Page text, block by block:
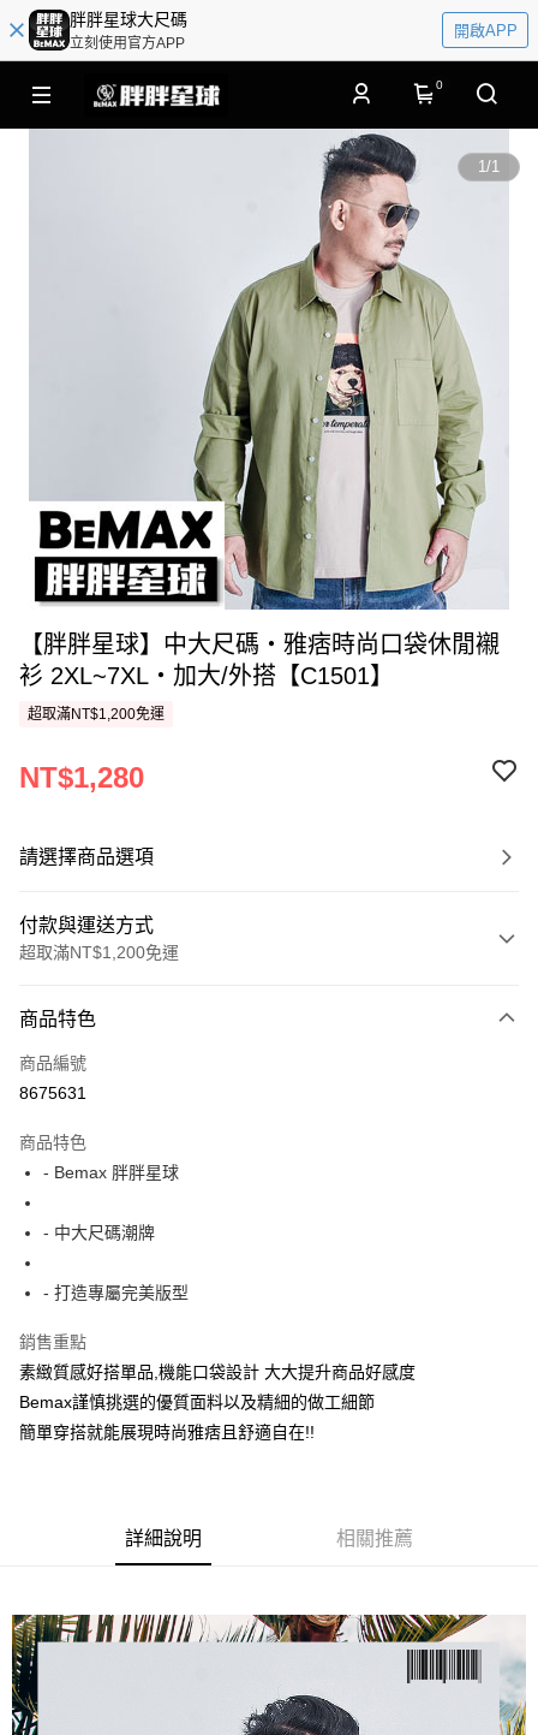
胖胖星球大尺碼
立刻使用官方APP
開啟APP
0
1/1
【胖胖星球】中大尺碼‧雅痞時尚口袋休閒襯
衫 2XL~7XL‧加大/外搭【C1501】
超取滿NT$1,200免運
NT$1,280
請選擇商品選項
付款與運送方式
超取滿NT$1,200免運
信用卡一次付款
超商取貨付款
Apple Pay
街口支付
AFTEE先享後付
相關說明
AFTEE先享後付是「在收到商品之後才付款」的支付方式。 讓您購物簡單
便利好安心！
１．簡單：不需註冊會員、不需綁卡、不需儲值。
２．便利：只要手機號碼，簡訊認證，即可結帳。
１．於結帳方式選擇「AFTEE先享後付」後，將跳轉至「AFTEE先享後付」
結帳頁面，進行簡訊認證並確認金額後，即可完成結帳。
ATM／網路銀行／等多元方式進行付款，方視為交易完成。
※ 請注意：結帳手續完成當下不需立刻繳費，但若您需要取消訂單，請聯絡
購買商品的店家。未經商家同意取消之訂單仍視為有效，需透過AFTEE先享
後付繳納相關費用。
※ 交易是否成功請以「AFTEE先享後付 」之結帳頁面顯示為準，若有關於
是否繳費成功／繳費後需取消欲退款等相關疑問，請聯繫「AFTEE先享後付
ATM付款
運送方式
宅配
每筆NT$80，滿NT$1,200(含以上)免運費
商品特色
商品編號
8675631
商品特色
- Bemax 胖胖星球
- 中大尺碼潮牌
- 打造專屬完美版型
銷售重點
素緻質感好搭單品,機能口袋設計 大大提升商品好感度
Bemax謹慎挑選的優質面料以及精細的做工細節
簡單穿搭就能展現時尚雅痞且舒適自在!!
詳細說明 相關推薦